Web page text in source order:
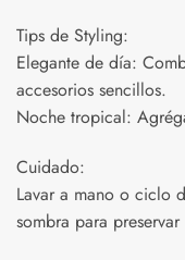
Tips de Styling:
Elegante de día:
accesorios sencillos.
Noche tropical:
Cuidado:
Lavar a mano o ciclo
sombra para